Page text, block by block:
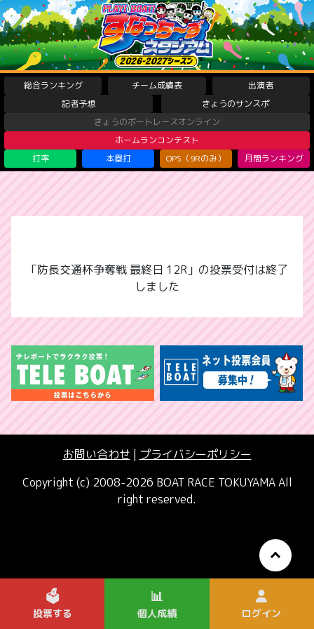
総合ランキング チーム成績表
出演者
記者予想
きょうのサンスポ
きょうのボートレースオンライン
ホームランコンテスト
打率
本塁打 OPS（9Rのみ） 月間ランキング
「防長交通杯争奪戦 最終日 12R」の投票受付は終了
しました
お問い合わせ | プライバシーポリシー
Copyright (c) 2008-2026 BOAT RACE TOKUYAMA All
right reserved.
🗳️
投票する
📊
個人成績 ログイン